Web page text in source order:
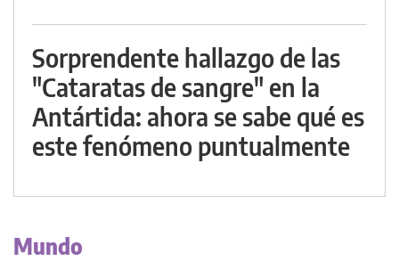
Sorprendente hallazgo de las
"Cataratas de sangre" en la
Antártida: ahora se sabe qué es
este fenómeno puntualmente
Mundo